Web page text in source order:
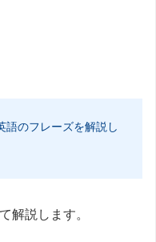
語のフレーズを解説し
解説します。